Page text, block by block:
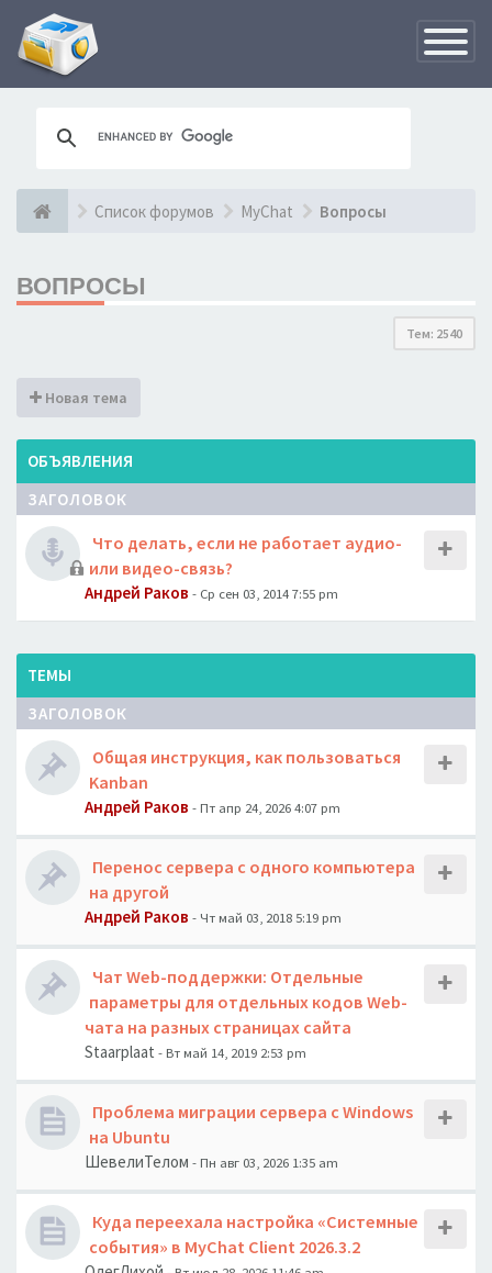
Список форумов MyChat Вопросы
ВОПРОСЫ
Тем: 2540
Новая тема
ОБЪЯВЛЕНИЯ
ЗАГОЛОВОК
Что делать, если не работает аудио-
или видео-связь?
Андрей Раков - Ср сен 03, 2014 7:55 pm
ТЕМЫ
ЗАГОЛОВОК
Общая инструкция, как пользоваться
Kanban
Андрей Раков - Пт апр 24, 2026 4:07 pm
Перенос сервера с одного компьютера
на другой
Андрей Раков - Чт май 03, 2018 5:19 pm
Чат Web-поддержки: Отдельные
параметры для отдельных кодов Web-
чата на разных страницах сайта
Staarplaat - Вт май 14, 2019 2:53 pm
Проблема миграции сервера с Windows
на Ubuntu
ШевелиТелом - Пн авг 03, 2026 1:35 am
Куда переехала настройка «Системные
события» в MyChat Client 2026.3.2